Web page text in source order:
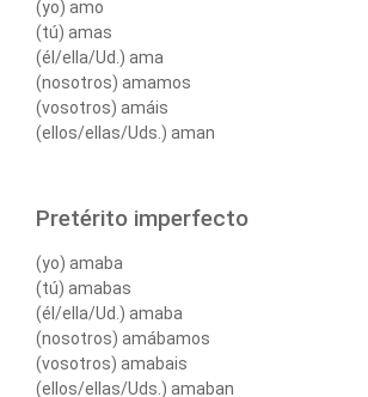
(yo) amo
(tú) amas
(él/ella/Ud.) ama
(nosotros) amamos
(vosotros) amáis
(ellos/ellas/Uds.) aman
Pretérito imperfecto
(yo) amaba
(tú) amabas
(él/ella/Ud.) amaba
(nosotros) amábamos
(vosotros) amabais
(ellos/ellas/Uds.) amaban